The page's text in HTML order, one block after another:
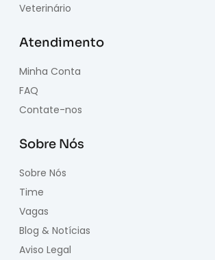
Veterinário
Atendimento
Minha Conta
FAQ
Contate-nos
Sobre Nós
Sobre Nós
Time
Vagas
Blog & Notícias
Aviso Legal